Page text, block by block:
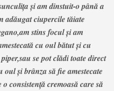
şi am dinstuit-o până a
adăugat ciupercile tăiate
stins focul și am
cu oul bătut şi cu
,sau se pot clădi toate direct
oul și brânza să fie amestecate
consistență cremoasă care să